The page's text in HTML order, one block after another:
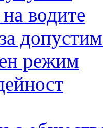
водите
режим